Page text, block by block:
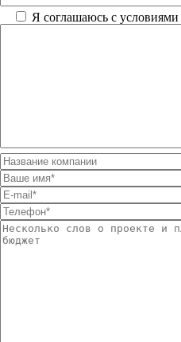
Я соглашаюсь с условиями